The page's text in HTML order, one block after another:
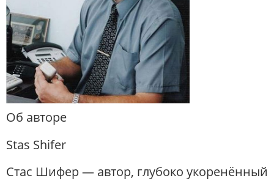
Об авторе
Stas Shifer
Стас Шифер — автор, глубоко укоренённый